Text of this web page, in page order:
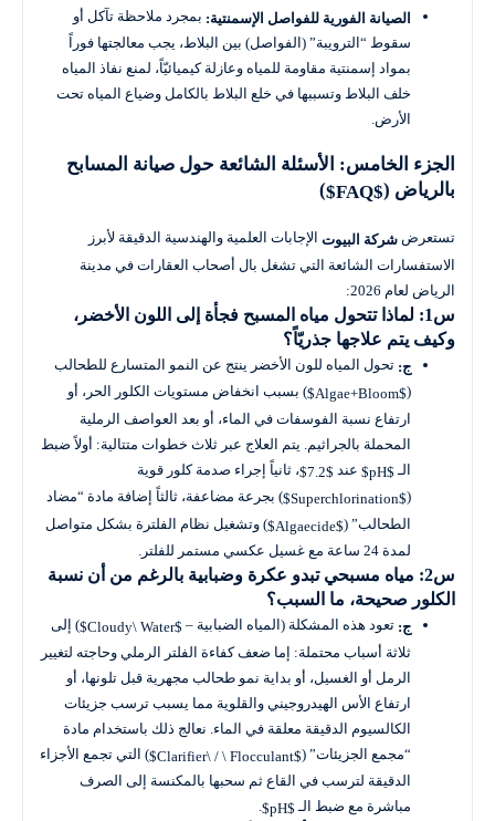
الصيانة الفورية للفواصل الإسمنتية: بمجرد ملاحظة تآكل أو
سقوط “الترويبة” (الفواصل) بين البلاط، يجب معالجتها فوراً
بمواد إسمنتية مقاومة للمياه وعازلة كيميائيّاً، لمنع نفاذ المياه
خلف البلاط وتسببها في خلع البلاط بالكامل وضياع المياه تحت
الأرض.
الجزء الخامس: الأسئلة الشائعة حول صيانة المسابح
بالرياض ($FAQ$
)
تستعرض شركة البيوت الإجابات العلمية والهندسية الدقيقة لأبرز
الاستفسارات الشائعة التي تشغل بال أصحاب العقارات في مدينة
الرياض لعام 2026:
س1: لماذا تتحول مياه المسبح فجأة إلى اللون الأخضر،
وكيف يتم علاجها جذريّاً؟
ج: تحول المياه للون الأخضر ينتج عن النمو المتسارع للطحالب
(
$Algae+Bloom$
) بسبب انخفاض مستويات الكلور الحر، أو
ارتفاع نسبة الفوسفات في الماء، أو بعد العواصف الرملية
المحملة بالجراثيم. يتم العلاج عبر ثلاث خطوات متتالية: أولاً ضبط
الـ $pH$ عند $7.2$
، ثانياً إجراء صدمة كلور قوية
(
$Superchlorination$
) بجرعة مضاعفة، ثالثاً إضافة مادة “مضاد
الطحالب” ($Algaecide$
) وتشغيل نظام الفلترة بشكل متواصل
لمدة 24 ساعة مع غسيل عكسي مستمر للفلتر.
س2: مياه مسبحي تبدو عكرة وضبابية بالرغم من أن نسبة
الكلور صحيحة، ما السبب؟
ج: تعود هذه المشكلة (المياه الضبابية – $Cloudy\ Water$
) إلى
ثلاثة أسباب محتملة: إما ضعف كفاءة الفلتر الرملي وحاجته لتغيير
الرمل أو الغسيل، أو بداية نمو طحالب مجهرية قبل تلونها، أو
ارتفاع الأس الهيدروجيني والقلوية مما يسبب ترسب جزيئات
الكالسيوم الدقيقة معلقة في الماء. نعالج ذلك باستخدام مادة
“مجمع الجزيئات” ($Clarifier\ / \ Flocculant$
) التي تجمع الأجزاء
الدقيقة لترسب في القاع ثم سحبها بالمكنسة إلى الصرف
مباشرة مع ضبط الـ $pH$
.